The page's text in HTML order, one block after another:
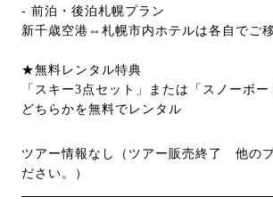
- 前泊・後泊札幌プラン
新千歳空港⇔札幌市内ホテルは各自でご
★無料レンタル特典
「スキー3点セット」または「スノーボ
どちらかを無料でレンタル
ツアー情報なし（ツアー販売終了 他の
ださい。）